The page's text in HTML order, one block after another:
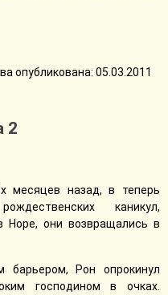
опубликована: 05.03.2011
2
месяцев назад, в теперь
каникул,
Норе, они возвращались в
барьером, Рон опрокинул
господином в очках.